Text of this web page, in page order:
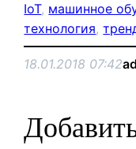
IoT, машинное
технология,
18.01.2018 07:42